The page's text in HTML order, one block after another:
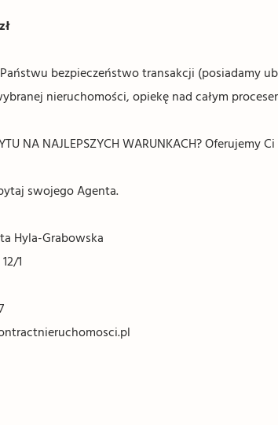
bezpieczeństwo transakcji (posiadamy
nieruchomości, opiekę nad całym
NA NAJLEPSZYCH WARUNKACH?
swojego Agenta.
Hyla-Grabowska
1